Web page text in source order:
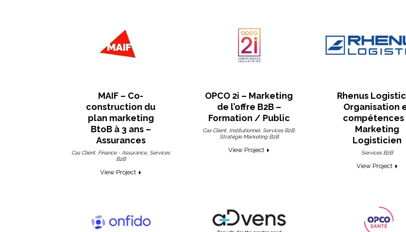
MAIF – Co-
construction du
plan marketing
BtoB à 3 ans –
Assurances
Cas Client, Finance - Assurance,Services
B2B
View Project
OPCO 2i – Marketing
de l’offre B2B –
Formation / Public
Cas Client, Institutionnel, Services B2B,
Stratégie Marketing B2B
View Project
Rhenus
Organisation
compétences
Marketing
Logisticien
Services B2B
View Project